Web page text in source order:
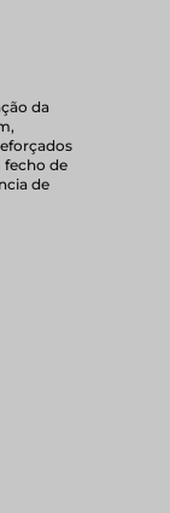
da
de
de